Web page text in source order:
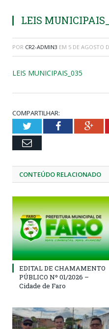
LEIS
POR CR2-ADMIN3 EM 5 DE AGOSTO
LEIS MUNICIPAIS_035
COMPARTILHAR:
TwitterFacebook
Email
CONTEÚDO RELACIONADO
EDITAL DE CHAMAMENTO
PÚBLICO Nº 01/2026 –
Cidade de Faro